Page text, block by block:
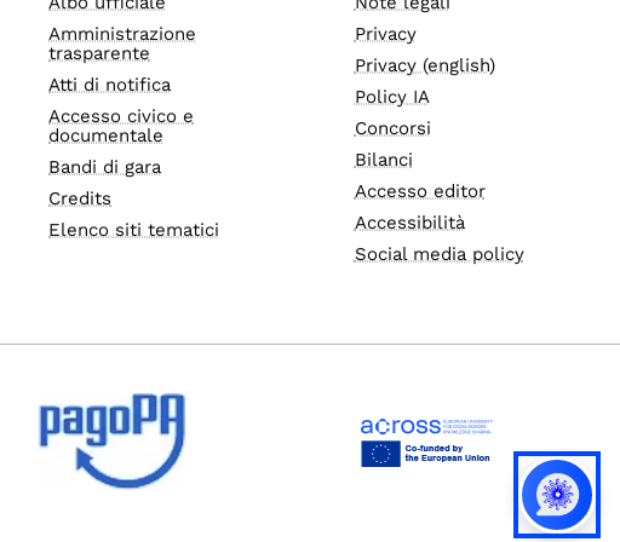
Amministrazione
trasparente
Atti di notifica
Accesso civico e
documentale
Bandi di gara
Credits
Elenco siti tematici
Privacy
Privacy (english)
Policy IA
Concorsi
Bilanci
Accesso editor
Accessibilità
Social media policy